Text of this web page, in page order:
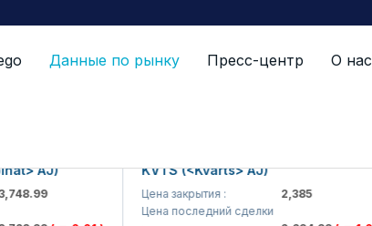
Данные по рынку Пресс-центр О нас
AJ) KVTS (<Kvarts> AJ)
Цена закрытия :
2,385
Цена последний сделки